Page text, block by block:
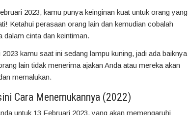
2023, kamu punya keinginan kuat untuk orang yang
Ketahui perasaan orang lain dan kemudian cobalah
dalam cinta dan keintiman.
kamu saat ini sedang lampu kuning, jadi ada baiknya
lain tidak menerima ajakan Anda atau mereka akan
memalukan.
Cara Menemukannya (2022)
untuk 13 Februari 2023, yang akan memengaruhi